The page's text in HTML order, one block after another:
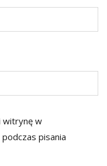
witrynę w
pisania